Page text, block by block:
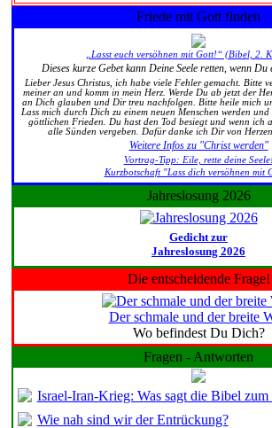
Friede mit Gott finden
„Lasst euch versöhnen mit Gott!“ (Bibel, 2.
Dieses kurze Gebet kann Deine Seele retten, wenn
Lieber Jesus Christus, ich habe viele Fehler gemacht. Bitte
meiner an und komm in mein Herz. Werde Du ab jetzt der
an Dich glauben und Dir treu nachfolgen. Bitte heile mich
Lass mich durch Dich zu einem neuen Menschen werden
göttlichen Frieden. Du hast den Tod besiegt und wenn ich
alle Sünden vergeben. Dafür danke ich Dir von
Weitere Infos zu "Christ werden"
Vortrag-Tipp: Eile, rette deine Seele!
Kurzbotschaft "Lass dich versöhnen mit
Jahreslosung 2026
Gedicht zur
Jahreslosung 2026
Die entscheidende Frage!
Der schmale und der breite
Wo befindest Du Dich?
Fragen - Antworten
Israel-Iran-Krieg: Was sagt die Bibel
Wie nah sind wir der Entrückung?